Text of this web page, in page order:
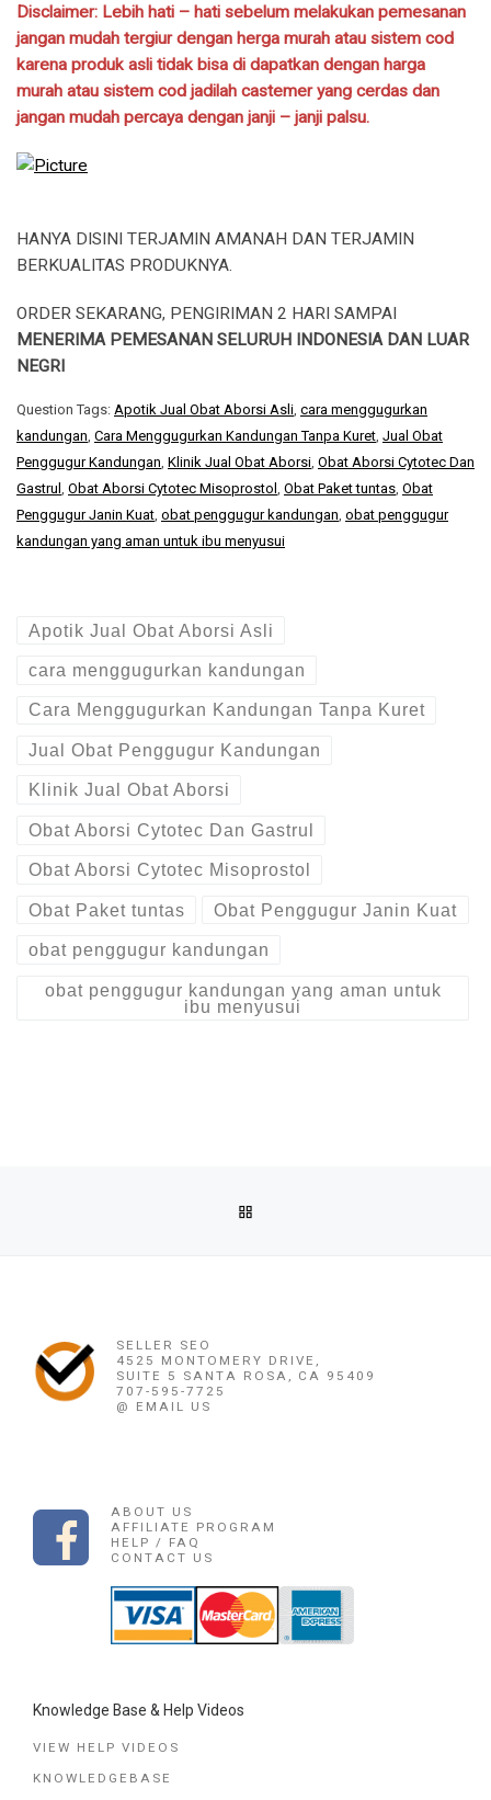
Disclaimer: Lebih hati – hati sebelum melakukan pemesanan
jangan mudah tergiur dengan herga murah atau sistem cod
karena produk asli tidak bisa di dapatkan dengan harga
murah atau sistem cod jadilah castemer yang cerdas dan
jangan mudah percaya dengan janji – janji palsu.
HANYA DISINI TERJAMIN AMANAH DAN TERJAMIN
BERKUALITAS PRODUKNYA.
ORDER SEKARANG, PENGIRIMAN 2 HARI SAMPAI
MENERIMA PEMESANAN SELURUH INDONESIA DAN LUAR
NEGRI
Question Tags: Apotik Jual Obat Aborsi Asli cara menggugurkan
kandungan Cara Menggugurkan Kandungan Tanpa Kuret Jual Obat
Penggugur Kandungan Klinik Jual Obat Aborsi Obat Aborsi Cytotec Dan
Gastrul
Obat Aborsi Cytotec Misoprostol Obat Paket tuntas Obat
Penggugur Janin Kuat obat penggugur kandungan obat penggugur
kandungan yang aman untuk ibu menyusui
Apotik Jual Obat Aborsi Asli
cara menggugurkan kandungan
Cara Menggugurkan Kandungan Tanpa Kuret
Jual Obat Penggugur Kandungan
Klinik Jual Obat Aborsi
Obat Aborsi Cytotec Dan Gastrul
Obat Aborsi Cytotec Misoprostol
Obat Paket tuntas Obat Penggugur Janin Kuat
obat penggugur kandungan
obat penggugur kandungan yang aman untuk
ibu menyusui
SELLER SEO
4525 MONTOMERY DRIVE,
SUITE 5 SANTA ROSA, CA 95409
707-595-7725
@ EMAIL US
ABOUT US
AFFILIATE PROGRAM
HELP / FAQ
CONTACT US
Knowledge Base & Help Videos
VIEW HELP VIDEOS
KNOWLEDGEBASE